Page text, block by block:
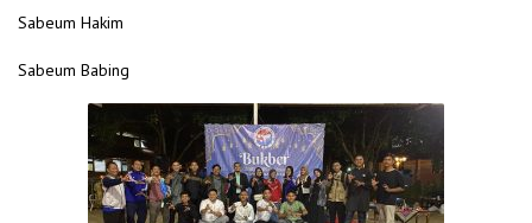
Sabeum Hakim
Sabeum Babing